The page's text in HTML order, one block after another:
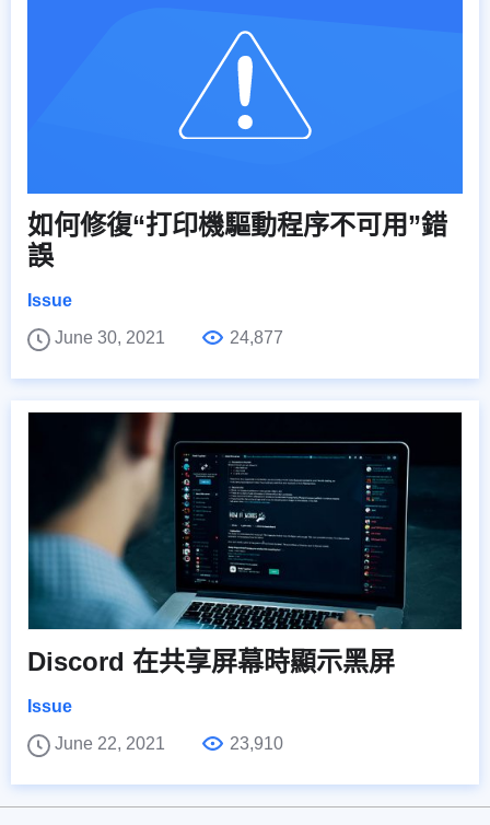
如何修復“打印機驅動程序不可用”錯
誤
Issue
June 30, 2021
24,877
Discord 在共享屏幕時顯示黑屏
Issue
June 22, 2021
23,910